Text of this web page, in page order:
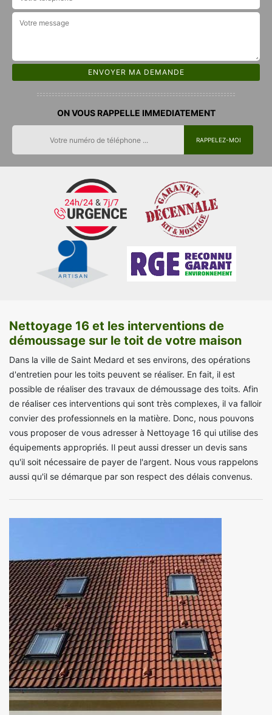
ON VOUS RAPPELLE IMMEDIATEMENT
Nettoyage 16 et les interventions de
démoussage sur le toit de votre maison
Dans la ville de Saint Medard et ses environs, des opérations
d'entretien pour les toits peuvent se réaliser. En fait, il est
possible de réaliser des travaux de démoussage des toits. Afin
de réaliser ces interventions qui sont très complexes, il va falloir
convier des professionnels en la matière. Donc, nous pouvons
vous proposer de vous adresser à Nettoyage 16 qui utilise des
équipements appropriés. Il peut aussi dresser un devis sans
qu'il soit nécessaire de payer de l'argent. Nous vous rappelons
aussi qu'il se démarque par son respect des délais convenus.